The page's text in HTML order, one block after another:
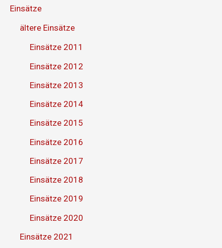
Einsätze
ältere Einsätze
Einsätze 2011
Einsätze 2012
Einsätze 2013
Einsätze 2014
Einsätze 2015
Einsätze 2016
Einsätze 2017
Einsätze 2018
Einsätze 2019
Einsätze 2020
Einsätze 2021